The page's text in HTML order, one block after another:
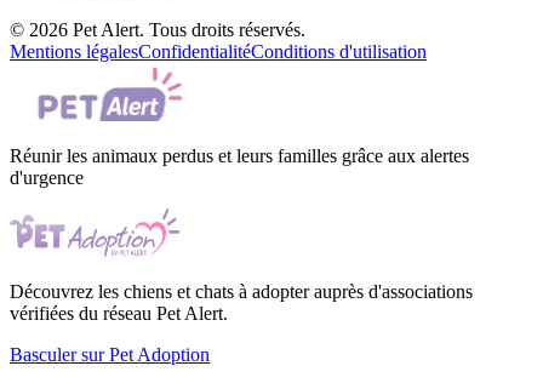
© 2026 Pet Alert. Tous droits réservés.
Mentions légalesConfidentialitéConditions d'utilisation
Réunir les animaux perdus et leurs familles grâce aux alertes
d'urgence
Découvrez les chiens et chats à adopter auprès d'associations
vérifiées du réseau Pet Alert.
Basculer sur Pet Adoption